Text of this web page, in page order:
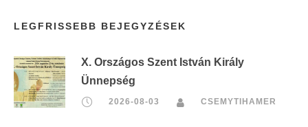
LEGFRISSEBB BEJEGYZÉSEK
X. Országos Szent István Király
Ünnepség
2026-08-03 CSEMYTIHAMER